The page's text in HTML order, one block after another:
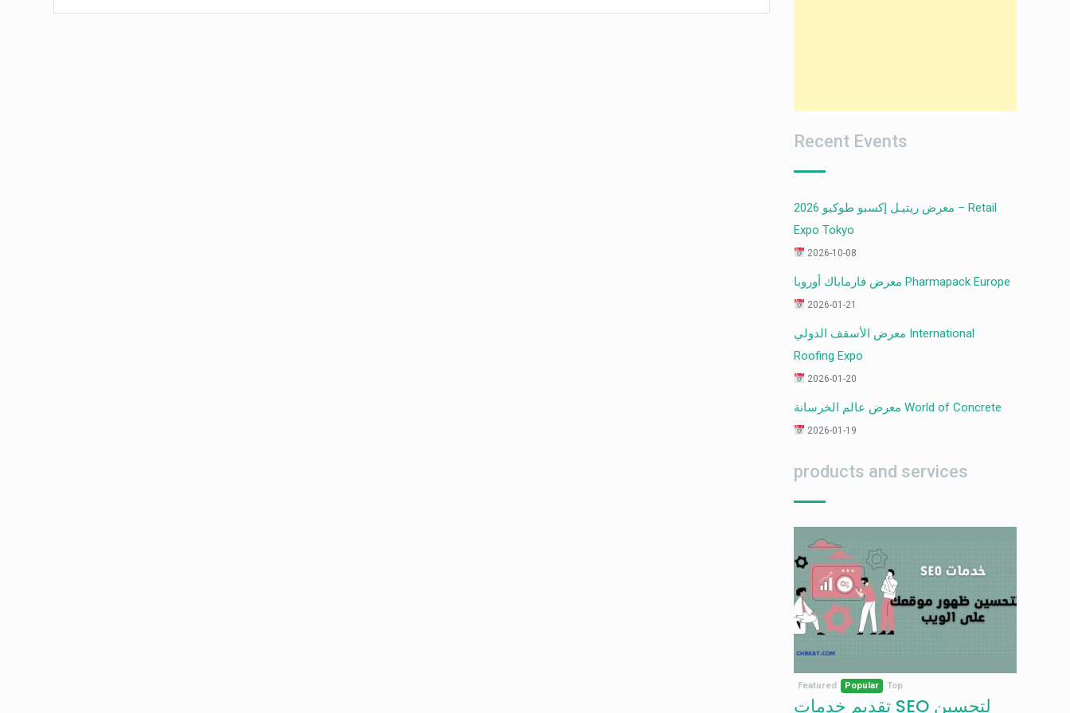
Recent Events
معرض ريتيـل إكسبو طوكيو 2026 – Retail
Expo Tokyo
2026-10-08
معرض فارماباك أوروبا Pharmapack Europe
2026-01-21
معرض الأسقف الدولي International
Roofing Expo
2026-01-20
معرض عالم الخرسانة World of Concrete
2026-01-19
products and services
Featured Popular Top
تقديم خدمات SEO لتحسين